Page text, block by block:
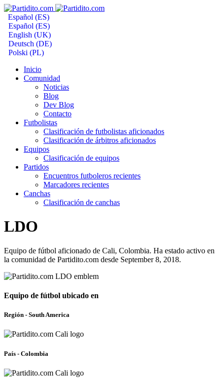
Español (ES)
Español (ES)
English (UK)
Deutsch (DE)
Polski (PL)
Inicio
Comunidad
Noticias
Blog
Dev Blog
Contacto
Futbolistas
Clasificación de futbolistas aficionados
Clasificación de árbitros aficionados
Equipos
Clasificación de equipos
Partidos
Encuentros futboleros recientes
Marcadores recientes
Canchas
Clasificación de canchas
LDO
Equipo de fútbol aficionado de Cali, Colombia. Ha estado activo en
la comunidad de Partidito.com desde September 8, 2018.
Equipo de fútbol ubicado en
Región - South America
País - Colombia